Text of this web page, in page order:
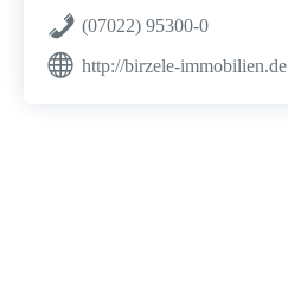
(07022) 95300-0
http://birzele-immobilien.de